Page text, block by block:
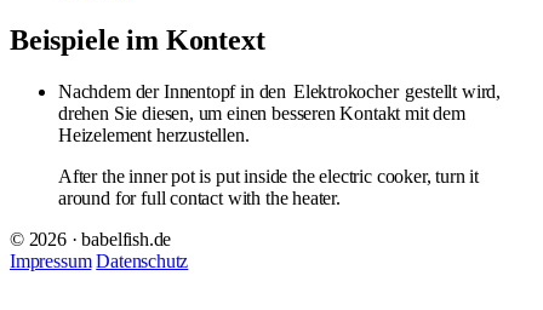
Beispiele im Kontext
Nachdem der Innentopf in den Elektrokocher gestellt wird,
drehen Sie diesen, um einen besseren Kontakt mit dem
Heizelement herzustellen.
After the inner pot is put inside the electric cooker, turn it
around for full contact with the heater.
© 2026 · babelfish.de
Impressum Datenschutz